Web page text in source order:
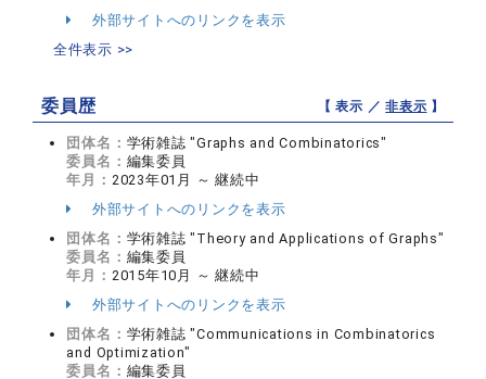
外部サイトへのリンクを表示
全件表示 >>
委員歴 【 表示 ／非表示 】
団体名： 学術雑誌 "Graphs and Combinatorics"
委員名： 編集委員
年月： 2023年01月 ～ 継続中
外部サイトへのリンクを表示
団体名： 学術雑誌 "Theory and Applications of Graphs"
委員名： 編集委員
年月： 2015年10月 ～ 継続中
外部サイトへのリンクを表示
団体名： 学術雑誌 "Communications in Combinatorics
and Optimization"
委員名： 編集委員